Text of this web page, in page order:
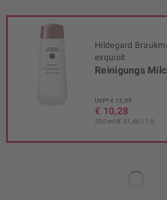
Hildegard
exquisit
Reinigungs
UVP* € 15,99
€ 10,28
200 ml (€ 51,40 / 1 l)